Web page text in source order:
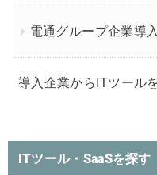
電通グループ企業導
導入企業からITツール
ITツール・SaaSを探す